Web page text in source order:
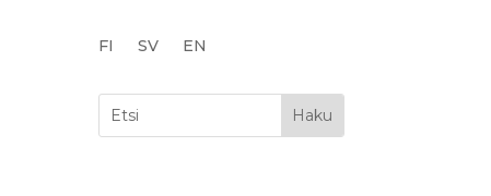
FI SV EN